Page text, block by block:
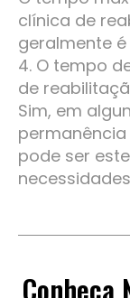
clínica de
geralmente
4. O tempo
de
Sim, em
pode ser
Conheça